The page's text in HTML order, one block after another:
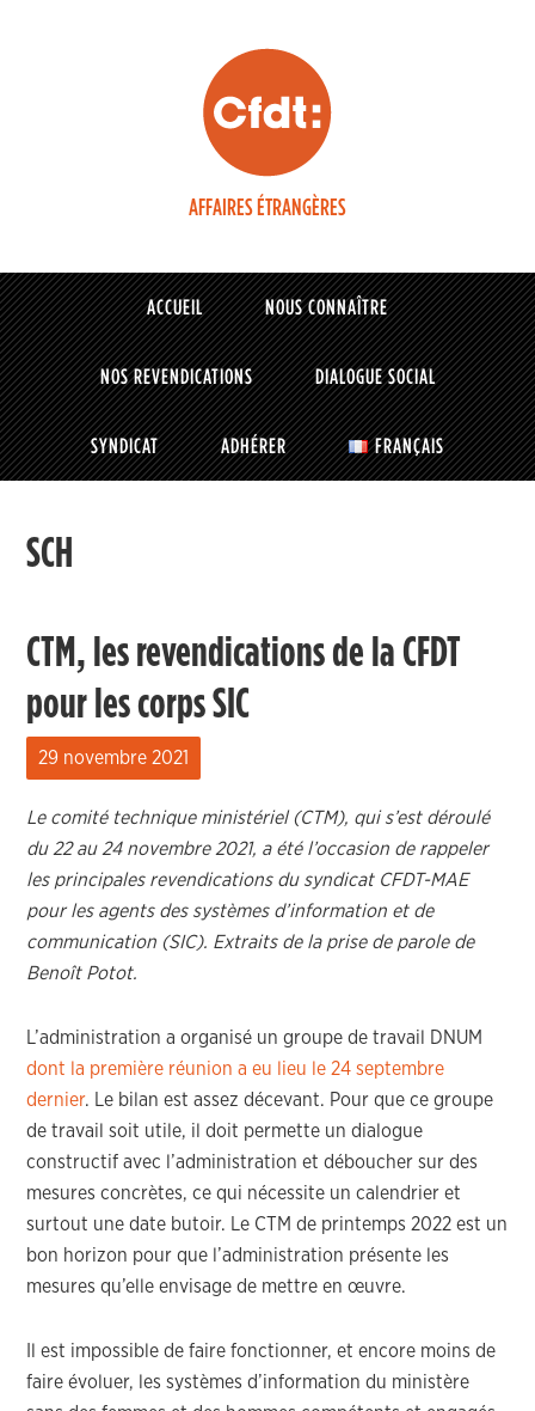
AFFAIRES ÉTRANGÈRES
ACCUEIL NOUS CONNAÎTRE
NOS REVENDICATIONS DIALOGUE SOCIAL
SYNDICAT ADHÉRER FRANÇAIS
SCH
CTM, les revendications de la CFDT
pour les corps SIC
29 novembre 2021
Le comité technique ministériel (CTM), qui s’est déroulé
du 22 au 24 novembre 2021, a été l’occasion de rappeler
les principales revendications du syndicat CFDT-MAE
pour les agents des systèmes d’information et de
communication (SIC). Extraits de la prise de parole de
Benoît Potot.
L’administration a organisé un groupe de travail DNUM
dont la première réunion a eu lieu le 24 septembre
dernier. Le bilan est assez décevant. Pour que ce groupe
de travail soit utile, il doit permette un dialogue
constructif avec l’administration et déboucher sur des
mesures concrètes, ce qui nécessite un calendrier et
surtout une date butoir. Le CTM de printemps 2022 est un
bon horizon pour que l’administration présente les
mesures qu’elle envisage de mettre en œuvre.
Il est impossible de faire fonctionner, et encore moins de
faire évoluer, les systèmes d’information du ministère